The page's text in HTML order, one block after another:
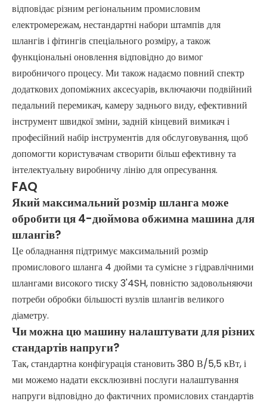
відповідає різним регіональним промисловим
електромережам, нестандартні набори штампів для
шлангів і фітингів спеціального розміру, а також
функціональні оновлення відповідно до вимог
виробничого процесу. Ми також надаємо повний спектр
додаткових допоміжних аксесуарів, включаючи подвійний
педальний перемикач, камеру заднього виду, ефективний
інструмент швидкої зміни, задній кінцевий вимикач і
професійний набір інструментів для обслуговування, щоб
допомогти користувачам створити більш ефективну та
інтелектуальну виробничу лінію для опресування.
FAQ
Який максимальний розмір шланга може
обробити ця 4-дюймова обжимна машина для
шлангів?
Це обладнання підтримує максимальний розмір
промислового шланга 4 дюйми та сумісне з гідравлічними
шлангами високого тиску 3'4SH, повністю задовольняючи
потреби обробки більшості вузлів шлангів великого
діаметру.
Чи можна цю машину налаштувати для різних
стандартів напруги?
Так, стандартна конфігурація становить 380 В/5,5 кВт, і
ми можемо надати ексклюзивні послуги налаштування
напруги відповідно до фактичних промислових стандартів